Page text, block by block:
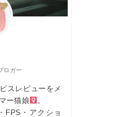
ロガー
スレビューをメ
ー猫娘
。
FPS・アクショ